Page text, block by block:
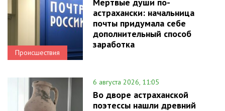
Происшествия
астрахански: начальница
почты придумала себе
дополнительный способ
заработка
6 августа 2026, 11:05
Во дворе астраханской
поэтессы нашли древний